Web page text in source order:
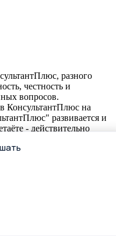
разного
честность и
вопросов.
КонсультантПлюс на
развивается и
- действительно